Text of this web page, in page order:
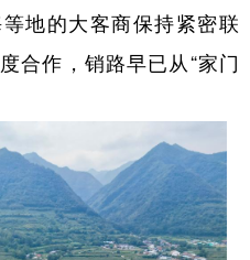
地的大客商保持紧密联
合作，销路早已从“家门